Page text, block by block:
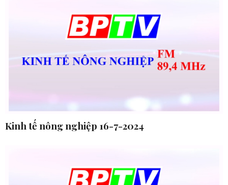
Kinh tế nông nghiệp 16-7-2024